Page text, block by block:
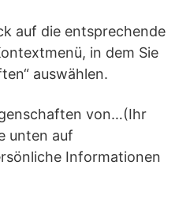
auf die entsprechende
in dem Sie
auswählen.
von…(Ihr
unten auf
Informationen